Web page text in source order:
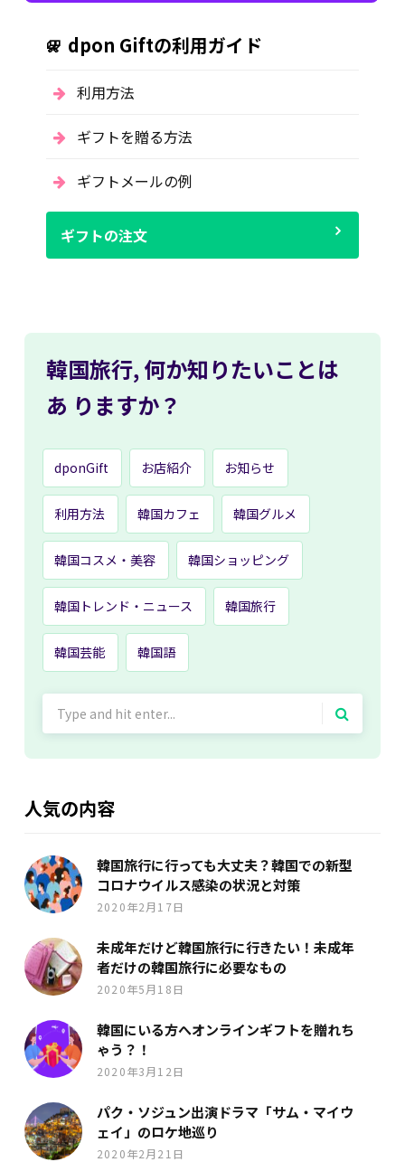
dpon Giftの利用ガイド
利用方法
ギフトを贈る方法
ギフトメールの例
ギフトの注文
韓国旅行, 何か知りたいことは
あ りますか？
dponGift お店紹介 お知らせ
利用方法 韓国カフェ 韓国グルメ
韓国コスメ・美容 韓国ショッピング
韓国トレンド・ニュース 韓国旅行
韓国芸能 韓国語
人気の内容
韓国旅行に行っても大丈夫？韓国での新型
コロナウイルス感染の状況と対策
2020年2月17日
未成年だけど韓国旅行に行きたい！未成年
者だけの韓国旅行に必要なもの
2020年5月18日
韓国にいる方へオンラインギフトを贈れち
ゃう？！
2020年3月12日
パク・ソジュン出演ドラマ「サム・マイウ
ェイ」のロケ地巡り
2020年2月21日